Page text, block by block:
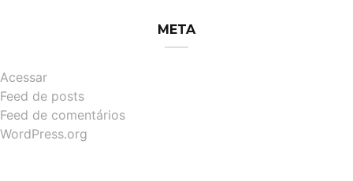
META
Acessar
Feed de posts
Feed de comentários
WordPress.org